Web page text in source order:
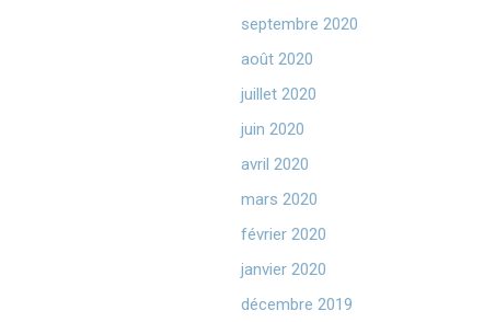
septembre 2020
août 2020
juillet 2020
juin 2020
avril 2020
mars 2020
février 2020
janvier 2020
décembre 2019